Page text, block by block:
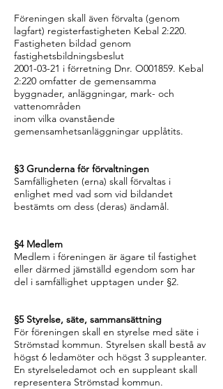
Föreningen skall även förvalta (genom
lagfart) registerfastigheten Kebal 2:220.
Fastigheten bildad genom
fastighetsbildningsbeslut
2001-03-21 i förretning Dnr. O001859. Kebal
2:220 omfatter de gemensamma
byggnader, anläggningar, mark- och
vattenområden
inom vilka ovanstående
gemensamhetsanläggningar upplåtits.
§3 Grunderna för förvaltningen
Samfälligheten (erna) skall förvaltas i
enlighet med vad som vid bildandet
bestämts om dess (deras) ändamål.
§4 Medlem
Medlem i föreningen är ägare til fastighet
eller därmed jämställd egendom som har
del i samfällighet upptagen under §2.
§5 Styrelse, säte, sammansättning
För föreningen skall en styrelse med säte i
Strömstad kommun. Styrelsen skall bestå av
högst 6 ledamöter och högst 3 suppleanter.
En styrelseledamot och en suppleant skall
representera Strömstad kommun.